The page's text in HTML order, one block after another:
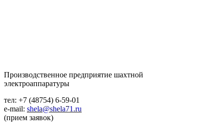
Производственное предприятие шахтной
электроаппаратуры
тел: +7 (48754) 6-59-01
e-mail: shela@shela71.ru
(прием заявок)